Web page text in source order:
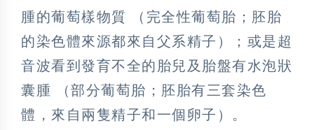
腫的葡萄樣物質 （完全性葡萄胎；胚胎
的染色體來源都來自父系精子）；或是超
音波看到發育不全的胎兒及胎盤有水泡狀
囊腫 （部分葡萄胎；胚胎有三套染色
體，來自兩隻精子和一個卵子）。